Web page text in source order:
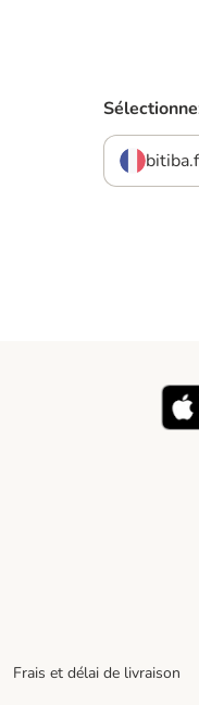
Frais et délai de livraison